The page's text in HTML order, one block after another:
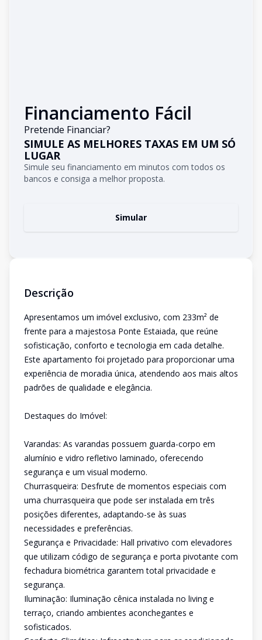
Financiamento Fácil
Pretende Financiar?
SIMULE AS MELHORES TAXAS EM UM SÓ
LUGAR
Simule seu financiamento em minutos com todos os
bancos e consiga a melhor proposta.
Simular
Descrição
Apresentamos um imóvel exclusivo, com 233m² de
frente para a majestosa Ponte Estaiada, que reúne
sofisticação, conforto e tecnologia em cada detalhe.
Este apartamento foi projetado para proporcionar uma
experiência de moradia única, atendendo aos mais altos
padrões de qualidade e elegância.
Destaques do Imóvel:
Varandas: As varandas possuem guarda-corpo em
alumínio e vidro refletivo laminado, oferecendo
segurança e um visual moderno.
Churrasqueira: Desfrute de momentos especiais com
uma churrasqueira que pode ser instalada em três
posições diferentes, adaptando-se às suas
necessidades e preferências.
Segurança e Privacidade: Hall privativo com elevadores
que utilizam código de segurança e porta pivotante com
fechadura biométrica garantem total privacidade e
segurança.
Iluminação: Iluminação cênica instalada no living e
terraço, criando ambientes aconchegantes e
sofisticados.